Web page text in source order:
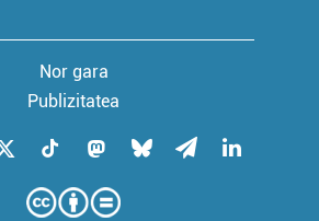
Nor gara
Publizitatea